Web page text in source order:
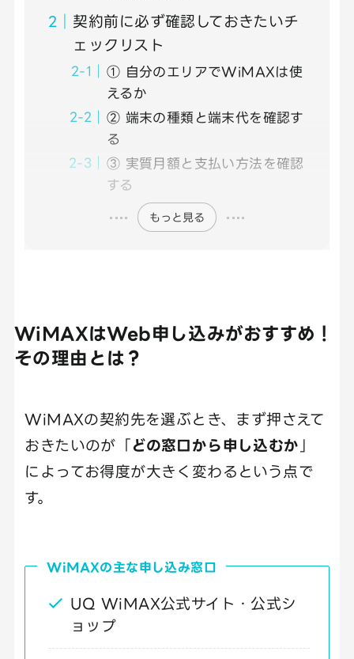
契約前に必ず確認しておきたいチ
ェックリスト
① 自分のエリアでWiMAXは使
えるか
② 端末の種類と端末代を確認す
る
③ 実質月額と支払い方法を確認
する
もっと見る
WiMAXはWeb申し込みがおすすめ！
その理由とは？
WiMAXの契約先を選ぶとき、まず押さえて
おきたいのが「どの窓口から申し込むか 」
によってお得度が大きく変わるという点で
す。
WiMAXの主な申し込み窓口
UQ WiMAX公式サイト・公式シ
ョップ